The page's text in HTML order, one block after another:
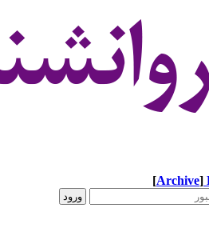
[Archive]